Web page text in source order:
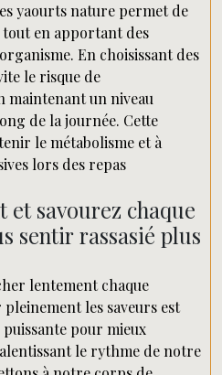
yaourts nature permet de
en apportant des
En choisissant des
le risque de
maintenant un niveau
de la journée. Cette
le métabolisme et à
lors des repas
et savourez chaque
sentir rassasié plus
lentement chaque
pleinement les saveurs est
pour mieux
le rythme de notre